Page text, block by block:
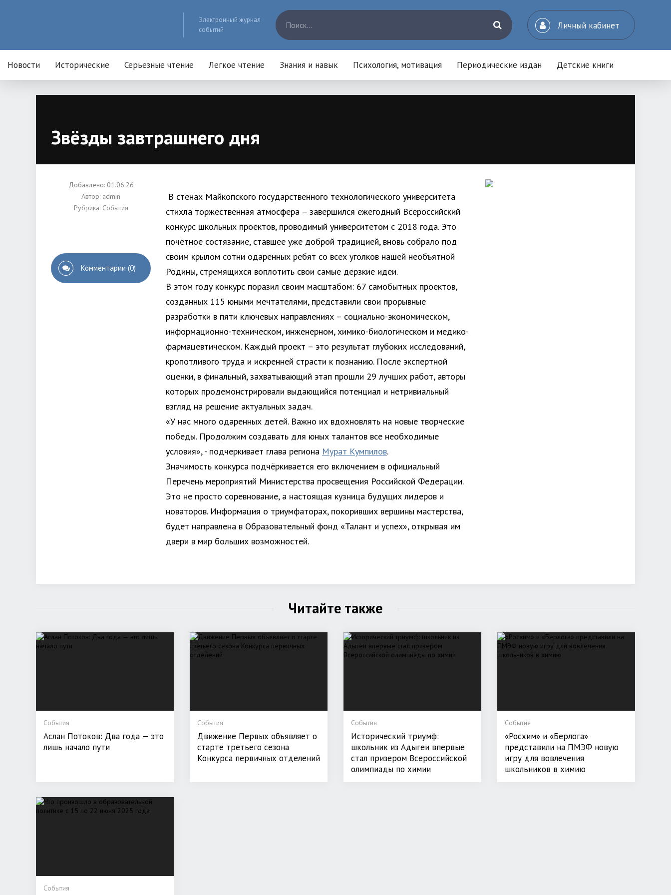
Электронный журнал
событий
Личный кабинет
Новости Исторические Серьезные чтение Легкое чтение Знания и навык Психология, мотивация Периодические издан Детские книги
Звёзды завтрашнего дня
Добавлено: 01.06.26
Автор: admin
Рубрика: События
Комментарии (0)
В стенах Майкопского государственного технологического университета
стихла торжественная атмосфера – завершился ежегодный Всероссийский
конкурс школьных проектов, проводимый университетом с 2018 года. Это
почётное состязание, ставшее уже доброй традицией, вновь собрало под
своим крылом сотни одарённых ребят со всех уголков нашей необъятной
Родины, стремящихся воплотить свои самые дерзкие идеи.
В этом году конкурс поразил своим масштабом: 67 самобытных проектов,
созданных 115 юными мечтателями, представили свои прорывные
разработки в пяти ключевых направлениях – социально-экономическом,
информационно-техническом, инженерном, химико-биологическом и медико-
фармацевтическом. Каждый проект – это результат глубоких исследований,
кропотливого труда и искренней страсти к познанию. После экспертной
оценки, в финальный, захватывающий этап прошли 29 лучших работ, авторы
которых продемонстрировали выдающийся потенциал и нетривиальный
взгляд на решение актуальных задач.
«У нас много одаренных детей. Важно их вдохновлять на новые творческие
победы. Продолжим создавать для юных талантов все необходимые
условия», - подчеркивает глава региона Мурат Кумпилов.
Значимость конкурса подчёркивается его включением в официальный
Перечень мероприятий Министерства просвещения Российской Федерации.
Это не просто соревнование, а настоящая кузница будущих лидеров и
новаторов. Информация о триумфаторах, покоривших вершины мастерства,
будет направлена в Образовательный фонд «Талант и успех», открывая им
двери в мир больших возможностей.
Читайте также
События
Аслан Потоков: Два года — это
лишь начало пути
События
Движение Первых объявляет о
старте третьего сезона
Конкурса первичных отделений
События
Исторический триумф:
школьник из Адыгеи впервые
стал призером Всероссийской
олимпиады по химии
События
«Росхим» и «Берлога»
представили на ПМЭФ новую
игру для вовлечения
школьников в химию
События